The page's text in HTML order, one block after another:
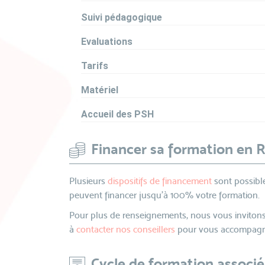
Suivi pédagogique
Evaluations
Tarifs
Matériel
Accueil des PSH
Financer sa formation en
Plusieurs dispositifs de financement sont
peuvent financer jusqu’à 100% votre formation.
Pour plus de renseignements, nous vous
à contacter nos conseillers pour vous